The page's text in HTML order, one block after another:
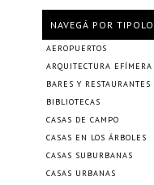
NAVEGÁ POR
AEROPUERTOS
ARQUITECTURA EFÍMERA
BARES Y RESTAURANTES
BIBLIOTECAS
CASAS DE CAMPO
CASAS EN LOS ÁRBOLES
CASAS SUBURBANAS
CASAS URBANAS